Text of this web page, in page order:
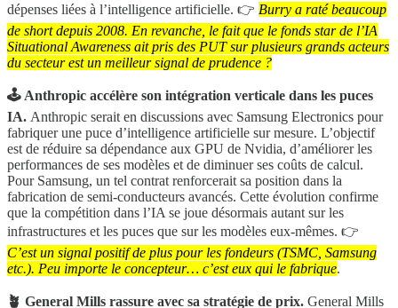
dépenses liées à l’intelligence artificielle. 👉 Burry a raté beaucoup
de short depuis 2008. En revanche, le fait que le fonds star de l’IA
Situational Awareness ait pris des PUT sur plusieurs grands acteurs
du secteur est un meilleur signal de prudence ?
🕹️ Anthropic accélère son intégration verticale dans les puces
IA. Anthropic serait en discussions avec Samsung Electronics pour
fabriquer une puce d’intelligence artificielle sur mesure. L’objectif
est de réduire sa dépendance aux GPU de Nvidia, d’améliorer les
performances de ses modèles et de diminuer ses coûts de calcul.
Pour Samsung, un tel contrat renforcerait sa position dans la
fabrication de semi-conducteurs avancés. Cette évolution confirme
que la compétition dans l’IA se joue désormais autant sur les
infrastructures et les puces que sur les modèles eux-mêmes. 👉
C’est un signal positif de plus pour les fondeurs (TSMC, Samsung
etc.). Peu importe le concepteur… c’est eux qui le fabrique.
🪴 General Mills rassure avec sa stratégie de prix. General Mills